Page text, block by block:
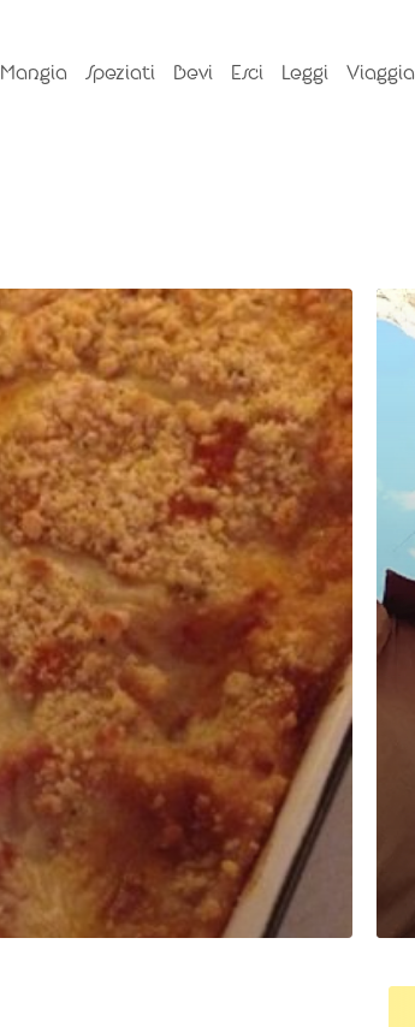
Mangia Speziati Bevi Esci Leggi Viaggia